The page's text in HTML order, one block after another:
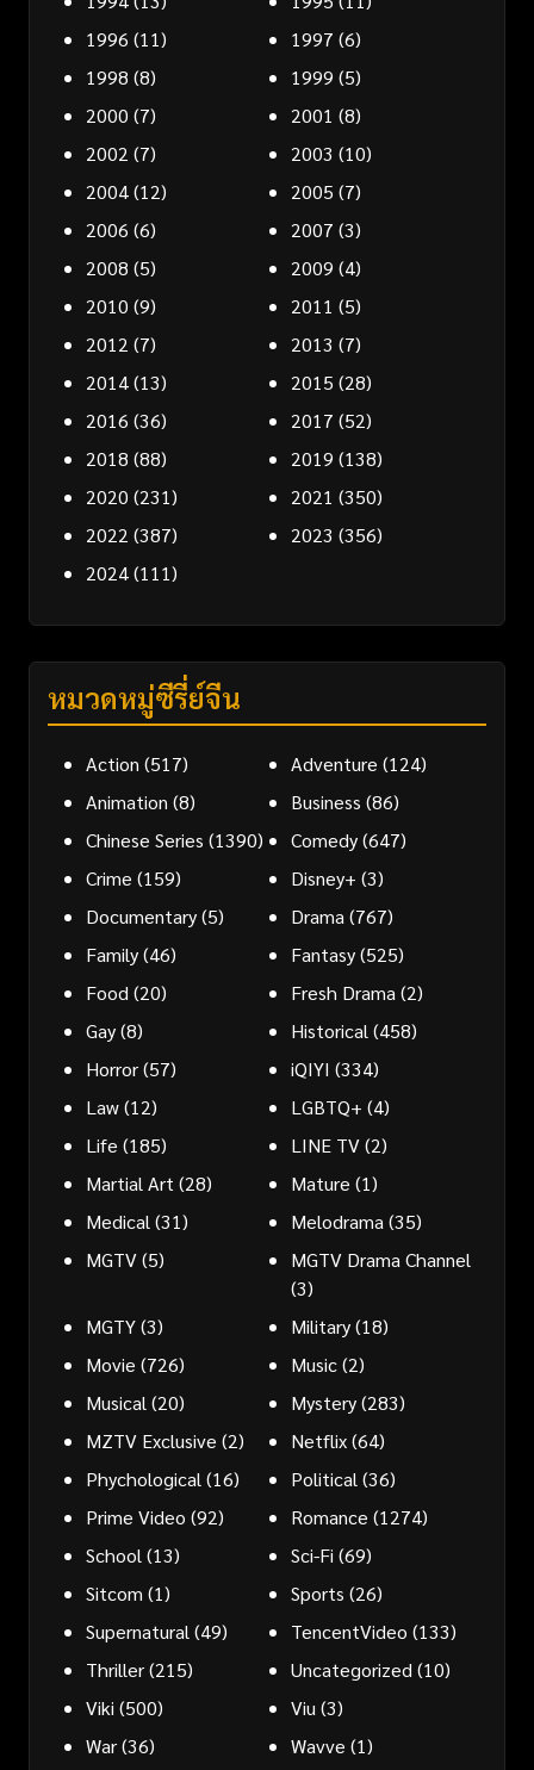
1996 (11) 1997 (6)
1998 (8) 1999 (5)
2000 (7) 2001 (8)
2002 (7) 2003 (10)
2004(12) 2005 (7)
2006 (6) 2007 (3)
2008 (5) 2009 (4)
2010 (9) 2011 (5)
2012 (7) 2013 (7)
2014(13) 2015 (28)
2016 (36) 2017 (52)
2018 (88) 2019 (138)
2020 (231) 2021 (350)
2022 (387) 2023 (356)
2024(111)
หมวดหมู่ซีรี่ย์จีน
Action (517) Adventure (124)
Animation (8) Business (86)
Chinese Series (1390) Comedy(647)
Crime (159) Disney+ (3)
Documentary(5) Drama(767)
Family(46) Fantasy(525)
Food(20) Fresh Drama(2)
Gay(8) Historical(458)
Horror(57) iQIYI (334)
Law(12) LGBTQ+ (4)
Life (185) LINE TV(2)
Martial Art(28) Mature (1)
Medical(31) Melodrama(35)
MGTV(5)
MGTV Drama Channel
(3)
MGTY(3) Military(18)
Movie (726) Music(2)
Musical(20) Mystery(283)
MZTV Exclusive (2) Netflix(64)
Phychological(16) Political(36)
Prime Video (92) Romance (1274)
School(13) Sci-Fi (69)
Sitcom (1) Sports (26)
Supernatural(49) TencentVideo (133)
Thriller(215) Uncategorized(10)
Viki (500) Viu(3)
War(36) Wavve (1)